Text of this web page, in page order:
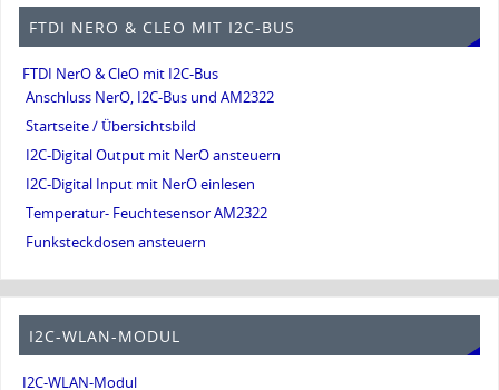
FTDI NERO & CLEO MIT I2C-BUS
FTDI NerO & CleO mit I2C-Bus
Anschluss NerO, I2C-Bus und AM2322
Startseite / Übersichtsbild
I2C-Digital Output mit NerO ansteuern
I2C-Digital Input mit NerO einlesen
Temperatur- Feuchtesensor AM2322
Funksteckdosen ansteuern
I2C-WLAN-MODUL
I2C-WLAN-Modul